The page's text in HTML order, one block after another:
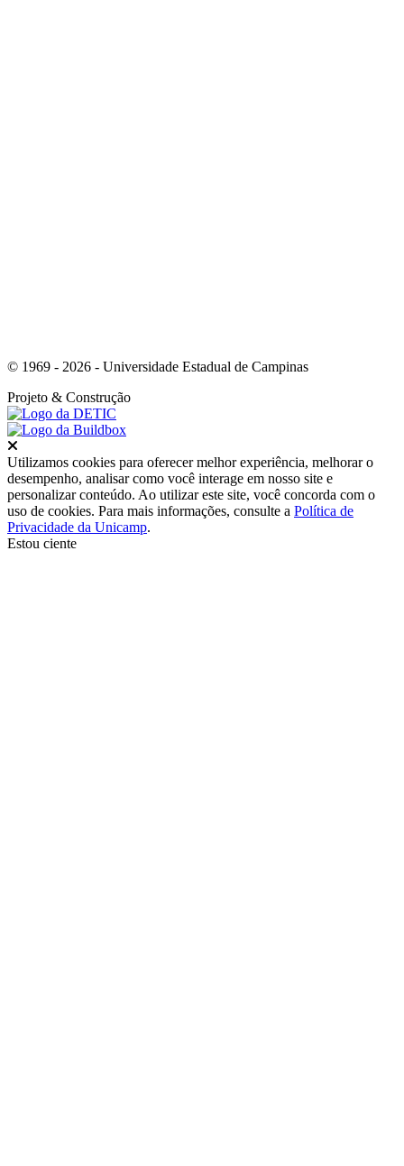
© 1969 - 2026 - Universidade Estadual de Campinas
Projeto & Construção
Utilizamos cookies para oferecer melhor experiência, melhorar o
desempenho, analisar como você interage em nosso site e
personalizar conteúdo. Ao utilizar este site, você concorda com o
uso de cookies. Para mais informações, consulte a Política de
Privacidade da Unicamp.
Estou ciente